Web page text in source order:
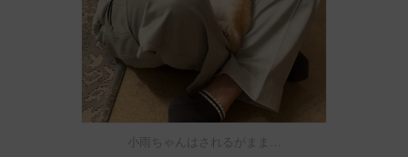
小雨ちゃんはされるがまま…